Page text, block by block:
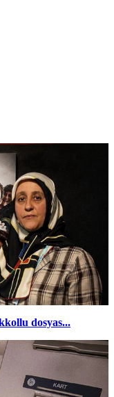
dosyas...